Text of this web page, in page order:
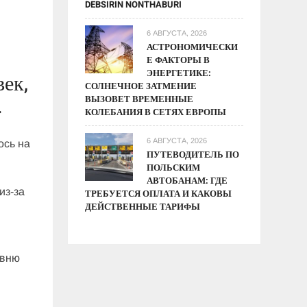
на
за
DEBSIRIN NONTHABURI
6 АВГУСТА, 2026
АСТРОНОМИЧЕСКИ
Е ФАКТОРЫ В
ЭНЕРГЕТИКЕ:
СОЛНЕЧНОЕ ЗАТМЕНИЕ
ВЫЗОВЕТ ВРЕМЕННЫЕ
КОЛЕБАНИЯ В СЕТЯХ ЕВРОПЫ
6 АВГУСТА, 2026
ПУТЕВОДИТЕЛЬ ПО
ПОЛЬСКИМ
АВТОБАНАМ: ГДЕ
ТРЕБУЕТСЯ ОПЛАТА И КАКОВЫ
ДЕЙСТВЕННЫЕ ТАРИФЫ